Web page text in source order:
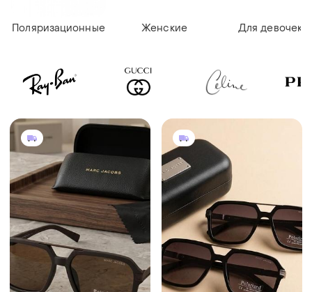
Поляризационные Женские Для девочек